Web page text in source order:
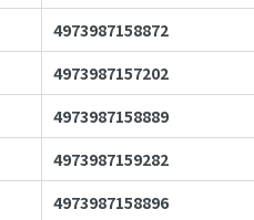
4973987158872
4973987157202
4973987158889
4973987159282
4973987158896